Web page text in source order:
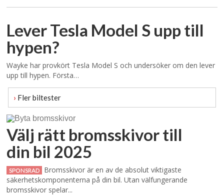
Lever Tesla Model S upp till
hypen?
Wayke har provkört Tesla Model S och undersöker om den lever
upp till hypen. Första…
› Fler biltester
Välj rätt bromsskivor till
din bil 2025
SPONSRAD
Bromsskivor är en av de absolut viktigaste
säkerhetskomponenterna på din bil. Utan välfungerande
bromsskivor spelar...